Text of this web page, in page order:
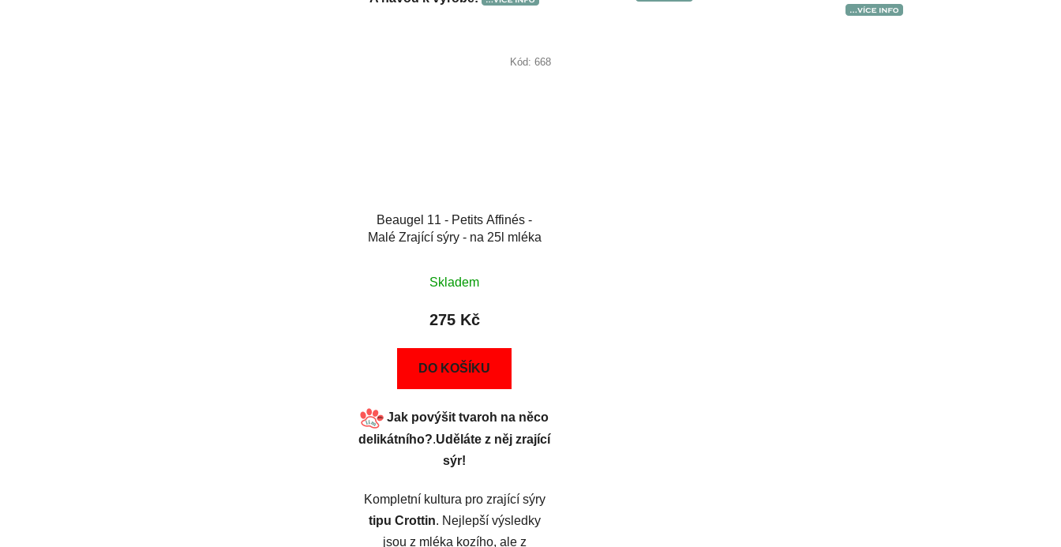
Beaugel 11 - Petits Affinés -
Malé Zrající sýry - na 25l mléka
Skladem
275 Kč
DO KOŠÍKU
Jak povýšit tvaroh na něco
delikátního?.Uděláte z něj zrající
sýr!
Kompletní kultura pro zrající sýry
tipu Crottin. Nejlepší výsledky
jsou z mléka kozího, ale z
Kód: 668